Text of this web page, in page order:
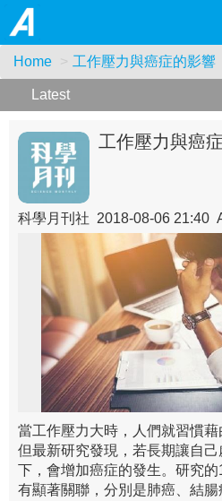
Home 工作壓力與癌症的影響
Latest
工作壓力與癌
科學月刊社 2018-08-06 21:40
當工作壓力大時，人們就習慣藉
但最新研究發現，若長期讓自
下，會增加癌症的發生。研究
有顯著關聯，分別是肺癌、結